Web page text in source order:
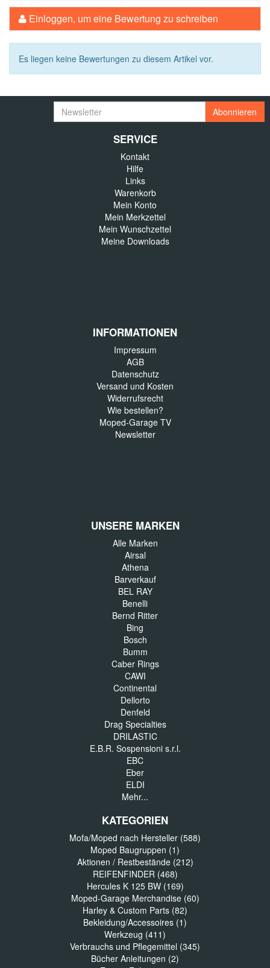
Einloggen, um eine Bewertung zu schreiben
Es liegen keine Bewertungen zu diesem Artikel vor.
Newsletter Abonnieren
SERVICE
Kontakt
Hilfe
Links
Warenkorb
Mein Konto
Mein Merkzettel
Mein Wunschzettel
Meine Downloads
INFORMATIONEN
Impressum
AGB
Datenschutz
Versand und Kosten
Widerrufsrecht
Wie bestellen?
Moped-Garage TV
Newsletter
UNSERE MARKEN
Alle Marken
Airsal
Athena
Barverkauf
BEL RAY
Benelli
Bernd Ritter
Bing
Bosch
Bumm
Caber Rings
CAWI
Continental
Dellorto
Denfeld
Drag Specialties
DRILASTIC
E.B.R. Sospensioni s.r.l.
EBC
Eber
ELDI
Mehr...
KATEGORIEN
Mofa/Moped nach Hersteller (588)
Moped Baugruppen (1)
Aktionen / Restbestände (212)
REIFENFINDER (468)
Hercules K 125 BW (169)
Moped-Garage Merchandise (60)
Harley & Custom Parts (82)
Bekleidung/Accessoires (1)
Werkzeug (411)
Verbrauchs und Pflegemittel (345)
Bücher Anleitungen (2)